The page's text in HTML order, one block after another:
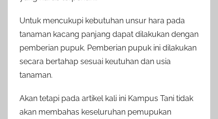
Untuk mencukupi kebutuhan unsur hara pada
tanaman kacang panjang dapat dilakukan dengan
pemberian pupuk. Pemberian pupuk ini dilakukan
secara bertahap sesuai keutuhan dan usia
tanaman.
Akan tetapi pada artikel kali ini Kampus Tani tidak
akan membahas keseluruhan pemupukan